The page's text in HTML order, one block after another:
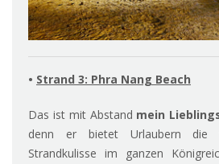
• Strand 3: Phra Nang Beach
Das ist mit Abstand mein
denn er bietet Urlaubern die
Strandkulisse im ganzen